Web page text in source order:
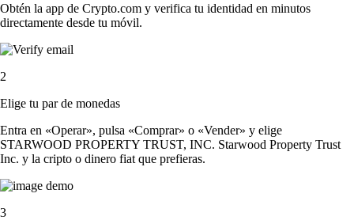
Obtén la app de Crypto.com y verifica tu identidad en minutos
directamente desde tu móvil.
2
Elige tu par de monedas
Entra en «Operar», pulsa «Comprar» o «Vender» y elige
STARWOOD PROPERTY TRUST, INC. Starwood Property Trust
Inc. y la cripto o dinero fiat que prefieras.
3